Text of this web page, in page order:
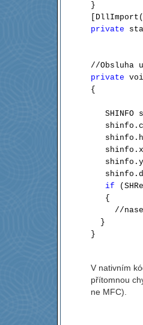
}
[DllImport(
private
private
{
SHINFO
if
   {
//
  }
}
V nativním
přítomnou
ne MFC).